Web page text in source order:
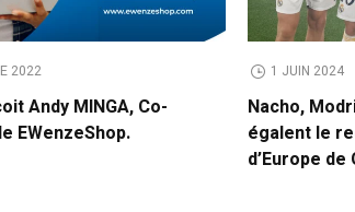
2022
Andy MINGA, Co-
EWenzeShop.
1 JUIN 2024
Nacho,
égalent le
d’Europe de